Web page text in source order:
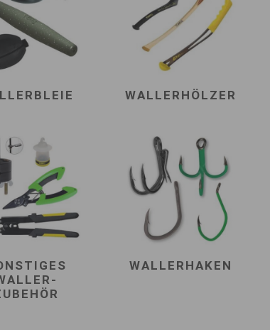
WALLERHÖLZER
WALLERHAKEN